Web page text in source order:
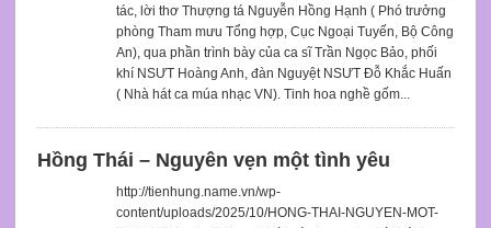
tác, lời thơ Thượng tá Nguyễn Hồng Hạnh ( Phó trưởng
phòng Tham mưu Tổng hợp, Cục Ngoại Tuyến, Bộ Công
An), qua phần trình bày của ca sĩ Trần Ngọc Bảo, phối
khí NSƯT Hoàng Anh, đàn Nguyệt NSƯT Đỗ Khắc Huấn
( Nhà hát ca múa nhạc VN). Tinh hoa nghề gốm...
Hồng Thái – Nguyên vẹn một tình yêu
http://tienhung.name.vn/wp-
content/uploads/2025/10/HONG-THAI-NGUYEN-MOT-